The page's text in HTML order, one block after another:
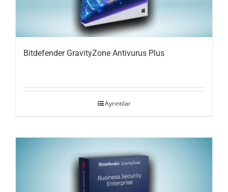
Bitdefender GravityZone Antivurus Plus
Ayrıntılar